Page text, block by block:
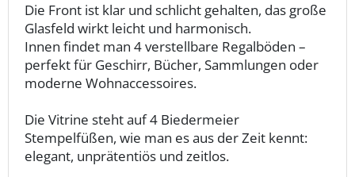
Die Front ist klar und schlicht gehalten, das große
Glasfeld wirkt leicht und harmonisch.
Innen findet man 4 verstellbare Regalböden –
perfekt für Geschirr, Bücher, Sammlungen oder
moderne Wohnaccessoires.
Die Vitrine steht auf 4 Biedermeier
Stempelfüßen, wie man es aus der Zeit kennt:
elegant, unprätentiös und zeitlos.